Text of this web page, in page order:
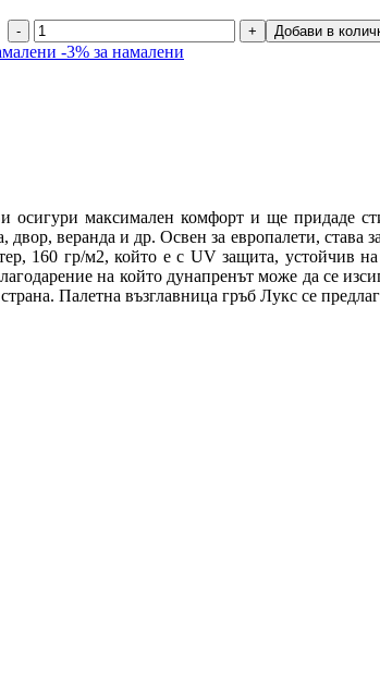
- + Добави в
-3% за намалени
осигури максимален комфорт и ще придаде
веранда и др. Освен за европалети,
160 гр/м2, който е с UV защита, устойчив
на който дунапренът може да се
Палетна възглавница гръб Лукс се